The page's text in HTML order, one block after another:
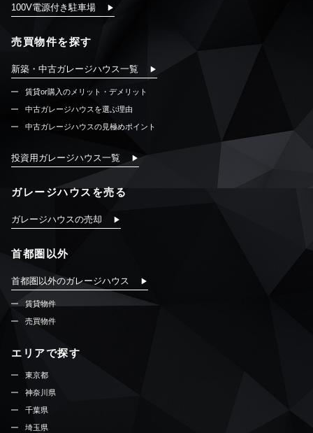
100V電源付き駐車場
首都圏以外
首都圏以外のガレージハウス
賃貸物件
売買物件
エリアで探す
東京都
神奈川県
千葉県
埼玉県
売買物件を探す
新築・中古ガレージハウス一覧
賃貸or購入のメリット・デメリット
中古ガレージハウスを選ぶ理由
中古ガレージハウスの見極めポイント
投資用ガレージハウス一覧
ガレージハウスを売る
ガレージハウスの売却